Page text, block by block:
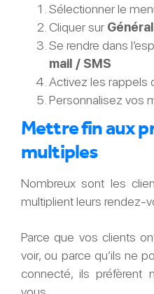
Sélectionner le
Cliquer sur
Se rendre dans
mail / SMS
Activez les rappels
Personnalisez vos
Mettre fin aux
multiples
Nombreux sont les
multiplient leurs rendez-
Parce que vos clients
voir, ou parce qu’ils ne
connecté, ils préfèrent